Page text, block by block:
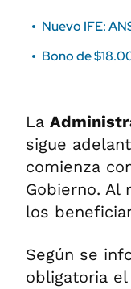
Nuevo IFE:
Bono de
La
sigue
comienza
Gobierno. Al
los
Según se
obligatoria